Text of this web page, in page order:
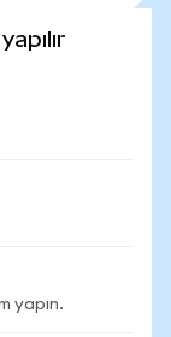
yapın.